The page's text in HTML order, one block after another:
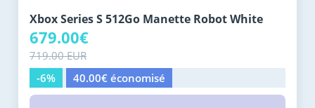
Xbox Series S 512Go Manette Robot White
679.00€
719.00 EUR
-6%
40.00€ économisé